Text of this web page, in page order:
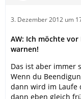
3. Dezember 2012 um
AW: Ich möchte vor
warnen!
Das ist aber immer
Wenn du
dann wird im Laufe
dann eben gleich